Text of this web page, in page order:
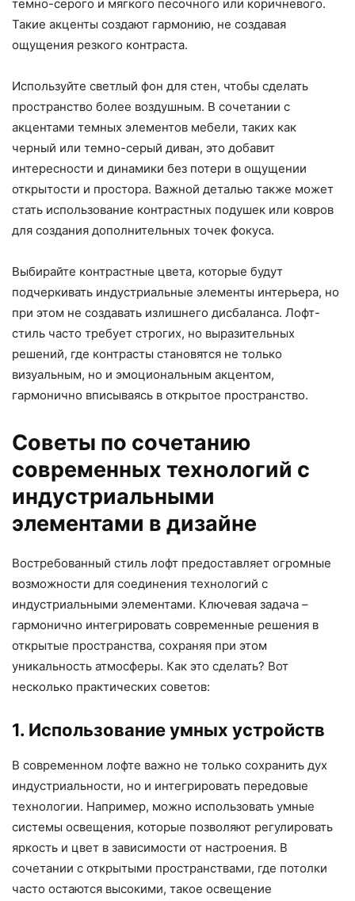
темно-серого и мягкого песочного или коричневого.
Такие акценты создают гармонию, не создавая
ощущения резкого контраста.
Используйте светлый фон для стен, чтобы сделать
пространство более воздушным. В сочетании с
акцентами темных элементов мебели, таких как
черный или темно-серый диван, это добавит
интересности и динамики без потери в ощущении
открытости и простора. Важной деталью также может
стать использование контрастных подушек или ковров
для создания дополнительных точек фокуса.
Выбирайте контрастные цвета, которые будут
подчеркивать индустриальные элементы интерьера, но
при этом не создавать излишнего дисбаланса. Лофт-
стиль часто требует строгих, но выразительных
решений, где контрасты становятся не только
визуальным, но и эмоциональным акцентом,
гармонично вписываясь в открытое пространство.
Советы по сочетанию
современных технологий с
индустриальными
элементами в дизайне
Востребованный стиль лофт предоставляет огромные
возможности для соединения технологий с
индустриальными элементами. Ключевая задача –
гармонично интегрировать современные решения в
открытые пространства, сохраняя при этом
уникальность атмосферы. Как это сделать? Вот
несколько практических советов:
1. Использование умных устройств
В современном лофте важно не только сохранить дух
индустриальности, но и интегрировать передовые
технологии. Например, можно использовать умные
системы освещения, которые позволяют регулировать
яркость и цвет в зависимости от настроения. В
сочетании с открытыми пространствами, где потолки
часто остаются высокими, такое освещение